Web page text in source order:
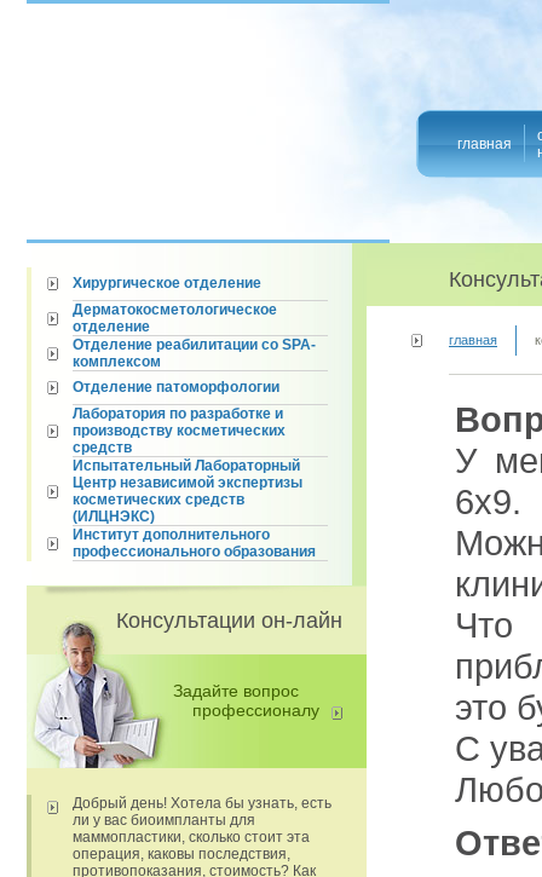
главная
Хирургическое отделение
Дерматокосметологическое
отделение
Отделение реабилитации со SPA-
комплексом
Отделение патоморфологии
Лаборатория по разработке и
производству косметических
средств
Испытательный Лабораторный
Центр независимой экспертизы
косметических средств
(ИЛЦНЭКС)
Институт дополнительного
профессионального образования
Консультации он-лайн
Задайте вопрос
профессионалу
Добрый день! Хотела бы узнать, есть
ли у вас биоимпланты для
маммопластики, сколько стоит эта
операция, каковы последствия,
противопоказания, стоимость? Как
главная
У
6х9.
это
С